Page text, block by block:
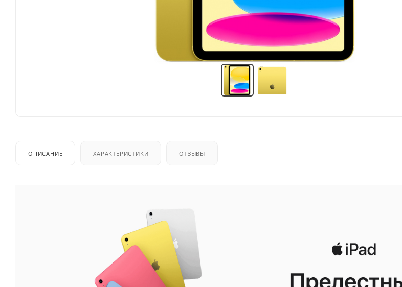
ОПИСАНИЕ ХАРАКТЕРИСТИКИ ОТЗЫВЫ